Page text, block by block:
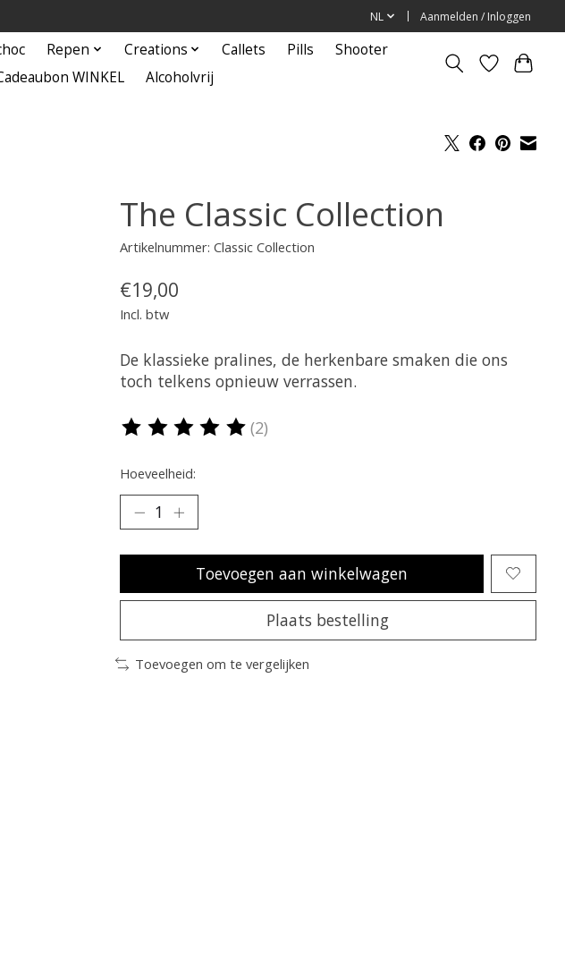
NL Aanmelden / Inloggen
Repen Creations Callets Pills
Shooter
WINKEL Alcoholvrij
The Classic Collection
Artikelnummer: Classic Collection
€19,00
Incl. btw
De klassieke pralines, de herkenbare smaken die ons
toch telkens opnieuw verrassen.
De beoordeling van dit product is
(2)
Hoeveelheid:
Toevoegen aan winkelwagen
Plaats bestelling
Toevoegen om te vergelijken